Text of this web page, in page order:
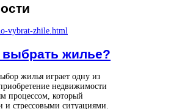
жилье?
жилья играет одну из
недвижимости
процессом, который
и стрессовыми ситуациями.